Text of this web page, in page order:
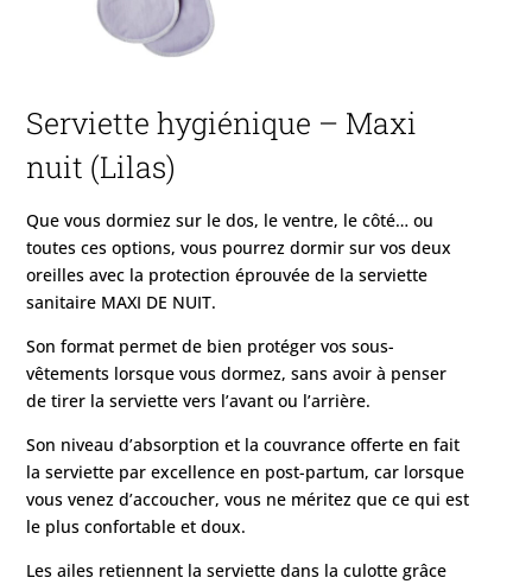
Serviette hygiénique – Maxi
nuit (Lilas)
Que vous dormiez sur le dos, le ventre, le côté… ou
toutes ces options, vous pourrez dormir sur vos deux
oreilles avec la protection éprouvée de la serviette
sanitaire MAXI DE NUIT.
Son format permet de bien protéger vos sous-
vêtements lorsque vous dormez, sans avoir à penser
de tirer la serviette vers l’avant ou l’arrière.
Son niveau d’absorption et la couvrance offerte en fait
la serviette par excellence en post-partum, car lorsque
vous venez d’accoucher, vous ne méritez que ce qui est
le plus confortable et doux.
Les ailes retiennent la serviette dans la culotte grâce